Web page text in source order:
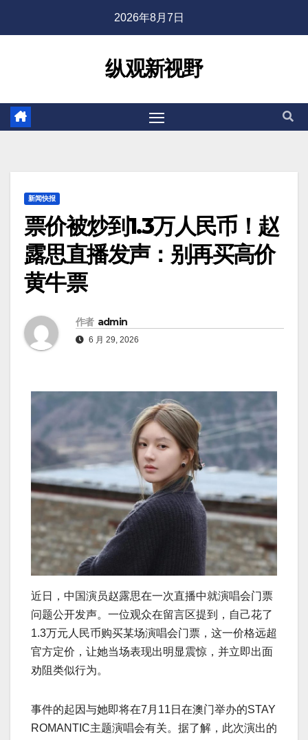
2026年8月7日
纵观新视野
新闻快报
票价被炒到1.3万人民币！赵
露思直播发声：别再买高价
黄牛票
作者 admin
6 月 29, 2026
近日，中国演员赵露思在一次直播中就演唱会门票
问题公开发声。一位观众在留言区提到，自己花了
1.3万元人民币购买某场演唱会门票，这一价格远超
官方定价，让她当场表现出明显震惊，并立即出面
劝阻类似行为。
事件的起因与她即将在7月11日在澳门举办的STAY
ROMANTIC主题演唱会有关。据了解，此次演出的